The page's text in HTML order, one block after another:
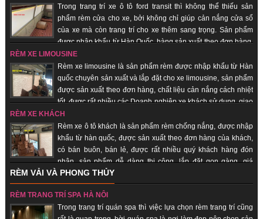
Trong trang trí xe ô tô ford transit thì không thể thiếu sản
phẩm rèm cửa cho xe, bởi không chỉ giúp cản nắng cửa sổ
của xe mà còn trang trí cho xe thêm sang trọng. Sản phẩm
được nhập khẩu từ Hàn Quốc, hàng sản xuất theo đơn hàng,
giao hàng nhanh, uy tín, chất lượng, giá thành rẻ.
RÈM XE LIMOUSINE
Rèm xe limousine là sản phẩm rèm được nhập khẩu từ Hàn
quốc chuyên sản xuất và lắp đặt cho xe limousine, sản phẩm
được sản xuất theo đơn hàng, chất liệu cản nắng cách nhiệt
tốt, được rất nhiều các Doanh nghiệp xe khách sử dụng, giao
hàng nhanh, uy tín, chất lượng.
RÈM XE KHÁCH
Rèm xe ô tô khách là sản phẩm rèm chống nắng, được nhập
khẩu từ hàn quốc, được sản xuất theo đơn hàng của khách,
có bán buôn, bán lẻ, được rất nhiều quý khách hàng đón
nhận, sản phẩm dễ dàng thi công, lắp đặt gọn gàng, giá
thành rẻ, giao hàng nhanh, uy tín, chất lượng.
RÈM VẢI VÀ PHONG THỦY
RÈM TRANG TRÍ SPA HÀ NỘI
Trong trang trí quán spa thì việc lựa chọn rèm trang trí cũng